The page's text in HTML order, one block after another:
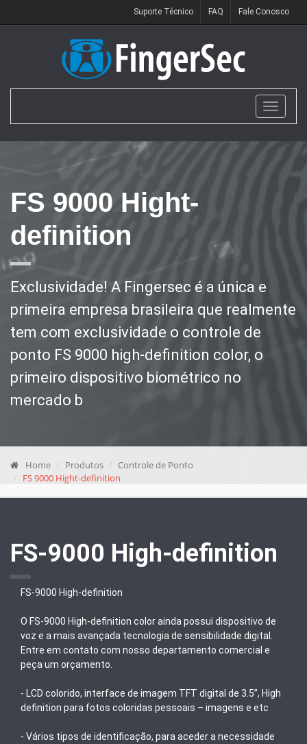
Suporte Técnico FAQ Fale Conosco
Toggle
FS 9000 Hight-
definition
Exclusividade! A Fingersec é a única e
primeira empresa brasileira que realmente
tem com exclusividade o controle de
ponto FS 9000 high-definition color, o
primeiro dispositivo biométrico no
mercado b
Home Produtos
Controle de Ponto
FS 9000 Hight-definition
FS-9000 High-definition
FS-9000 High-definition
O FS-9000 High-definition color ainda possui dispositivo de
voz e a mais avançada tecnologia de sensibilidade digital.
Entre em contato com nosso departamento comercial e
peça um orçamento.
- LCD colorido, interface de imagem TFT digital de 3.5”, High
definition para fotos coloridas pessoais – imagens e etc
- Vários tipos de identificação, para aceder a necessidade